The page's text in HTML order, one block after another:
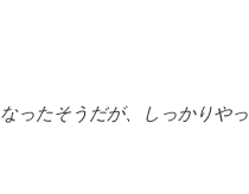
ったそうだが、しっかりやっ